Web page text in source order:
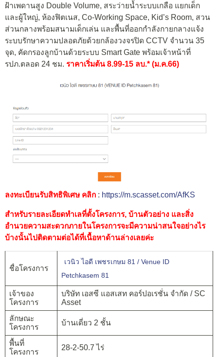
ฝ้าเพดานสูง Double Volume, สระว่ายน้ำระบบเกลือ แยกเด็ก
และผู้ใหญ่, ห้องฟิตเนส, Co-Working Space, Kid’s Room, สวน
ส่วนกลางพร้อมสนามเด็กเล่น และพื้นที่ออกกำลังกายกลางแจ้ง
ระบบรักษาความปลอดภัยด้วยกล้องวงจรปิด CCTV จำนวน 35
จุด, คัดกรองลูกบ้านด้วยระบบ Smart Gate พร้อมเจ้าหน้าที่
รปภ.ตลอด 24 ชม. ราคาเริ่มต้น 8.99-15 ลบ.* (ม.ค.66)
ลงทะเบียนรับสิทธิพิเศษ คลิก : https://m.scasset.com/AfKS
สำหรับรายละเอียดทำเลที่ตั้งโครงการ, บ้านตัวอย่าง และสิ่ง
อำนวยความสะดวกภายในโครงการจะมีความน่าสนใจอย่างไร
บ้างนั้นไปติดตามต่อได้ที่เนื้อหาด้านล่างเลยค่ะ
ชื่อโครงการ
เวนิว ไอดี เพชรเกษม 81 / Venue ID
Petchkasem 81
เจ้าของ
โครงการ
บริษัท เอสซี แอสเสท คอร์ปอเรชั่น จำกัด / SC
Asset
ลักษณะ
โครงการ
บ้านเดี่ยว 2 ชั้น
พื้นที่
โครงการ
28-2-50.7 ไร่